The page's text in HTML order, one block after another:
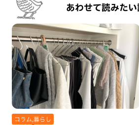
あわせて読みたい
コラム,暮らし